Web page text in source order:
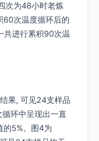
次为48小时老炼
60次温度循环后的
共进行累积90次温
果, 可见24支样品
环中呈现出一直
的5%。图4为